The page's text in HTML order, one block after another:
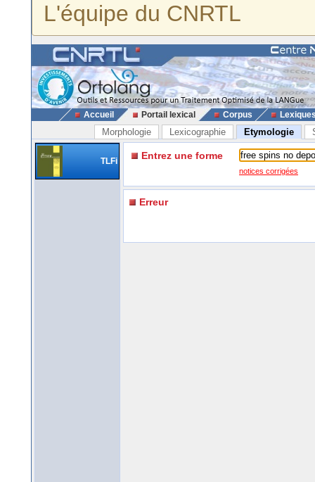
L'équipe du CNRTL
Accueil Portail lexical Corpus
Morphologie Lexicographie Etymologie
TLFi Entrez une forme
notices corrigées
Erreur